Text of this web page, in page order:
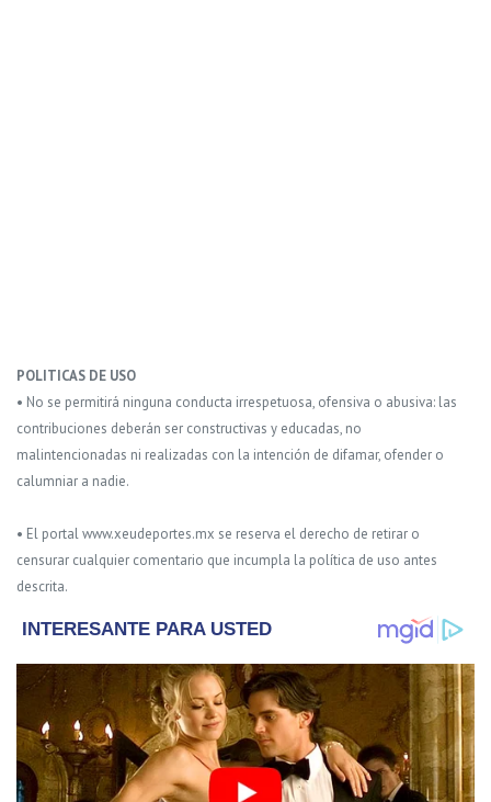
POLITICAS DE USO
• No se permitirá ninguna conducta irrespetuosa, ofensiva o abusiva: las
contribuciones deberán ser constructivas y educadas, no
malintencionadas ni realizadas con la intención de difamar, ofender o
calumniar a nadie.
• El portal www.xeudeportes.mx se reserva el derecho de retirar o
censurar cualquier comentario que incumpla la política de uso antes
descrita.